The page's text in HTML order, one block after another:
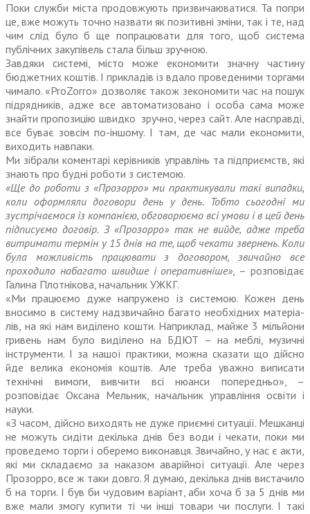
Поки служби міста продовжують призвичаюватися. Та попри
це, вже можуть точно назвати як позитивні зміни, так і те, над
чим слід було б ще попрацювати для того, щоб система
публічних закупівель стала більш зручною.
Завдяки системі, місто може економити значну частину
бюджетних коштів. І прикладів із вдало проведеними торгами
чимало. «ProZorro» дозволяє також зекономити час на пошук
підрядників, адже все автоматизовано і особа сама може
знайти пропозицію швидко зручно, через сайт. Але насправді,
все буває зовсім по-іншому. І там, де час мали економити,
виходить навпаки.
Ми зібрали коментарі керівників управлінь та підприємств, які
знають про будні роботи з системою.
«Ще до роботи з «Прозорро» ми практикували такі випадки,
коли оформляли договори день у день. Тобто сьогодні ми
зустрічаємося із компанією, обговорюємо всі умови і в цей день
підписуємо договір. З «Прозорро» так не вийде, адже треба
витримати термін у 15 днів на те, щоб чекати звернень. Коли
була можливість працювати з договором, звичайно все
проходило набагато швидше і оперативніше», – розповідає
Галина Плотнікова, начальник УЖКГ.
«Ми працюємо дуже напружено із системою. Кожен день
вносимо в систему надзвичайно багато необхідних матеріа­
лів, на які нам виділено кошти. Наприк­лад, майже 3 мільйони
гривень нам було виділено на БДЮТ – на меблі, музичні
інструменти. І за нашої практики, можна сказати що дійсно
йде велика економія коштів. Але треба уважно виписати
технічні вимоги, вивчити всі нюанси попередньо», –
розповідає Оксана Мельник, начальник управління освіти і
науки.
«З часом, дійсно виходять не дуже приємні ситуації. Мешканці
не можуть сидіти декілька днів без води і чекати, поки ми
проведемо торги і оберемо виконавця. Звичайно, у нас є акти,
які ми складаємо за наказом аварійної ситуації. Але через
Прозорро, все ж таки довго. Я думаю, декілька днів вистачило
б на торги. І був би чудовим варіан­т, аби хоча б за 5 днів ми
вже мали змогу купити ті чи інші товари чи послуги. І такі